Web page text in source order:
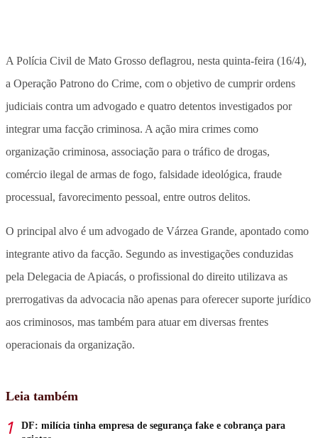
A Polícia Civil de Mato Grosso deflagrou, nesta quinta-feira (16/4),
a Operação Patrono do Crime, com o objetivo de cumprir ordens
judiciais contra um advogado e quatro detentos investigados por
integrar uma facção criminosa. A ação mira crimes como
organização criminosa, associação para o tráfico de drogas,
comércio ilegal de armas de fogo, falsidade ideológica, fraude
processual, favorecimento pessoal, entre outros delitos.
O principal alvo é um advogado de Várzea Grande, apontado como
integrante ativo da facção. Segundo as investigações conduzidas
pela Delegacia de Apiacás, o profissional do direito utilizava as
prerrogativas da advocacia não apenas para oferecer suporte jurídico
aos criminosos, mas também para atuar em diversas frentes
operacionais da organização.
Leia também
DF: milícia tinha empresa de segurança fake e cobrança para